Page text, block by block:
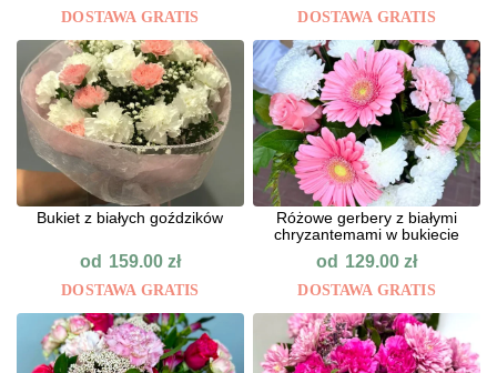
DOSTAWA GRATIS DOSTAWA GRATIS
Bukiet z białych goździków
od 159.00 zł
DOSTAWA GRATIS
Różowe gerbery z białymi
chryzantemami w bukiecie
od 129.00zł
DOSTAWA GRATIS